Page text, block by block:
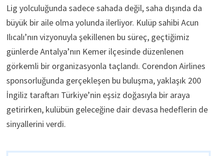
Lig yolculuğunda sadece sahada değil, saha dışında da
büyük bir aile olma yolunda ilerliyor. Kulüp sahibi Acun
Ilıcalı’nın vizyonuyla şekillenen bu süreç, geçtiğimiz
günlerde Antalya’nın Kemer ilçesinde düzenlenen
görkemli bir organizasyonla taçlandı. Corendon Airlines
sponsorluğunda gerçekleşen bu buluşma, yaklaşık 200
İngiliz taraftarı Türkiye’nin eşsiz doğasıyla bir araya
getirirken, kulübün geleceğine dair devasa hedeflerin de
sinyallerini verdi.